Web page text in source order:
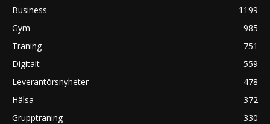
Business
1199
Gym
985
Träning
751
Digitalt
559
Leverantörsnyheter
478
Hälsa
372
Gruppträning
330